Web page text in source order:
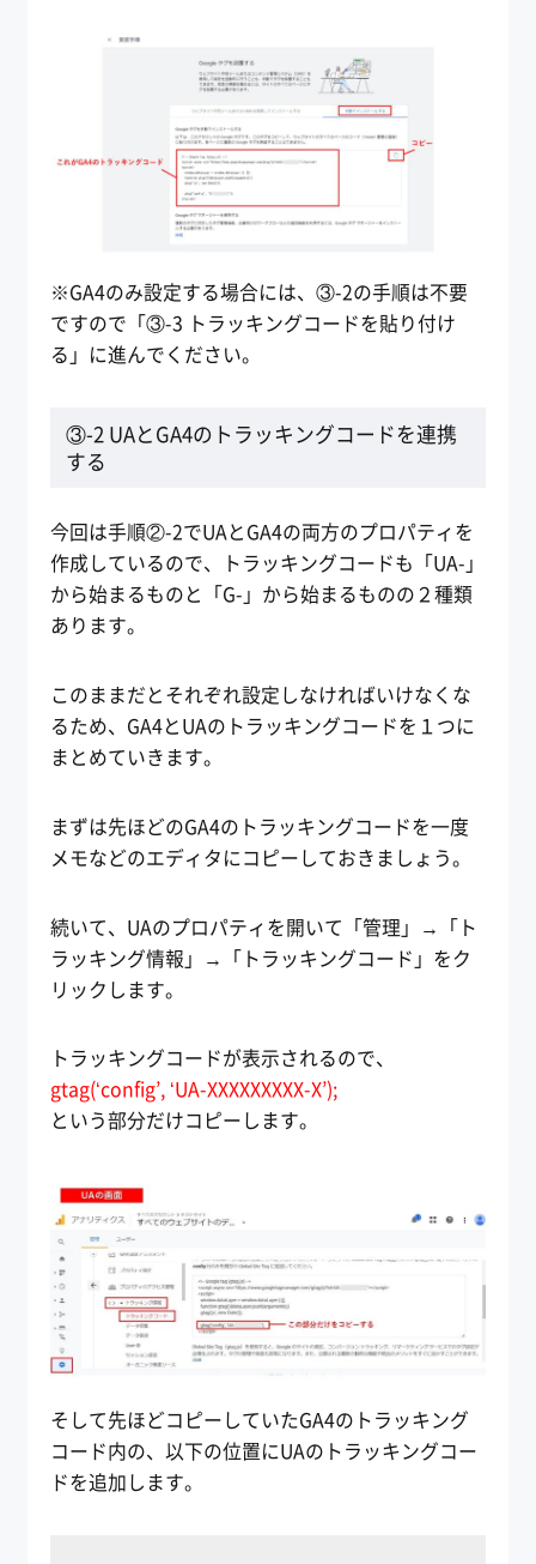
※GA4のみ設定する場合には、③-2の手順は不要
ですので「③-3 トラッキングコードを貼り付け
る」に進んでください。
③-2 UAとGA4のトラッキングコードを連携
する
今回は手順②-2でUAとGA4の両方のプロパティを
作成しているので、トラッキングコードも「UA-」
から始まるものと「G-」から始まるものの２種類
あります。
このままだとそれぞれ設定しなければいけなくな
るため、GA4とUAのトラッキングコードを１つに
まとめていきます。
まずは先ほどのGA4のトラッキングコードを一度
メモなどのエディタにコピーしておきましょう。
続いて、UAのプロパティを開いて「管理」→「ト
ラッキング情報」→「トラッキングコード」をク
リックします。
トラッキングコードが表示されるので、
gtag(‘config’, ‘UA-XXXXXXXXX-X’);
という部分だけコピーします。
そして先ほどコピーしていたGA4のトラッキング
コード内の、以下の位置にUAのトラッキングコー
ドを追加します。